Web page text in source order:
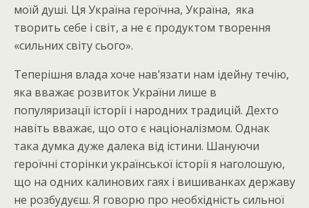
моїй душі. Ця Україна героїчна, Україна, яка
творить себе і світ, а не є продуктом творення
«сильних світу сього».
Теперішня влада хоче нав’язати нам ідейну течію,
яка вважає розвиток України лише в
популяризації історії і народних традицій. Дехто
навіть вважає, що ото є націоналізмом. Однак
така думка дуже далека від істини. Шануючи
героїчні сторінки української історії я наголошую,
що на одних калинових гаях і вишиванках державу
не розбудуєш. Я говорю про необхідність сильної